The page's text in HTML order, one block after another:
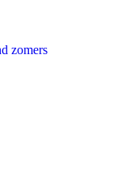
zomers